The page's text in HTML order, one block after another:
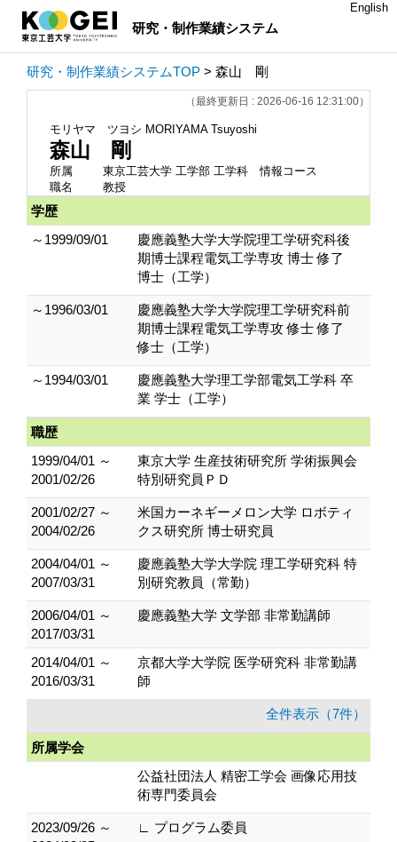
研究・制作業績システム
English
研究・制作業績システムTOP > 森山 剛
（最終更新日 : 2026-06-16 12:31:00）
モリヤマ ツヨシ MORIYAMA Tsuyoshi
森山 剛
所属
東京工芸大学 工学部 工学科 情報コース
職名
教授
学歴
～1999/09/01
慶應義塾大学大学院理工学研究科後
期博士課程電気工学専攻 博士 修了
博士（工学）
～1996/03/01
慶應義塾大学大学院理工学研究科前
期博士課程電気工学専攻 修士 修了
修士（工学）
～1994/03/01
慶應義塾大学理工学部電気工学科 卒
業 学士（工学）
職歴
1999/04/01 ～
2001/02/26
東京大学 生産技術研究所 学術振興会
特別研究員ＰＤ
2001/02/27 ～
2004/02/26
米国カーネギーメロン大学 ロボティ
クス研究所 博士研究員
2004/04/01 ～
2007/03/31
慶應義塾大学大学院 理工学研究科 特
別研究教員（常勤）
2006/04/01 ～
2017/03/31
慶應義塾大学 文学部 非常勤講師
2014/04/01 ～
2016/03/31
京都大学大学院 医学研究科 非常勤講
師
全件表示（7件）
所属学会
公益社団法人 精密工学会 画像応用技
術専門委員会
2023/09/26 ～
∟ プログラム委員